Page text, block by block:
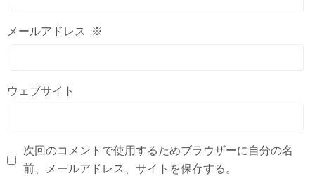
メールアドレス ※
ウェブサイト
次回のコメントで使用するためブラウザーに自分の名
前、メールアドレス、サイトを保存する。